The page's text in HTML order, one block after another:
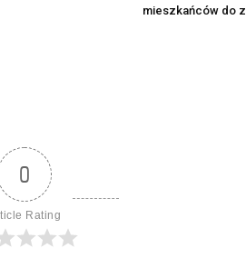
mieszkańców do
0
Rating